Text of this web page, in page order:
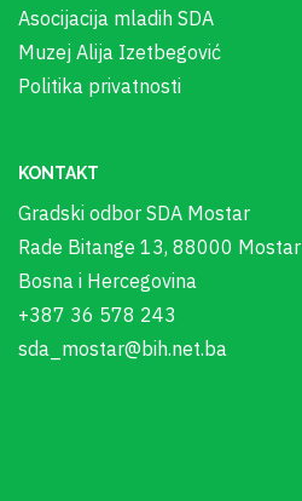
Asocijacija mladih SDA
Muzej Alija Izetbegović
Politika privatnosti
KONTAKT
Gradski odbor SDA Mostar
Rade Bitange 13, 88000 Mostar
Bosna i Hercegovina
+387 36 578 243
sda_mostar@bih.net.ba